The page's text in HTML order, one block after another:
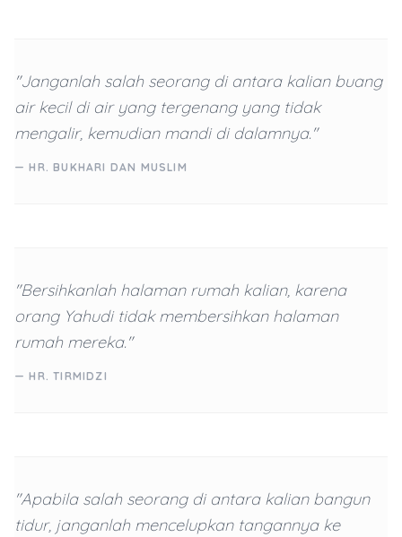
"Janganlah salah seorang di antara kalian buang
air kecil di air yang tergenang yang tidak
mengalir, kemudian mandi di dalamnya."
— HR. BUKHARI DAN MUSLIM
"Bersihkanlah halaman rumah kalian, karena
orang Yahudi tidak membersihkan halaman
rumah mereka."
— HR. TIRMIDZI
"Apabila salah seorang di antara kalian bangun
tidur, janganlah mencelupkan tangannya ke